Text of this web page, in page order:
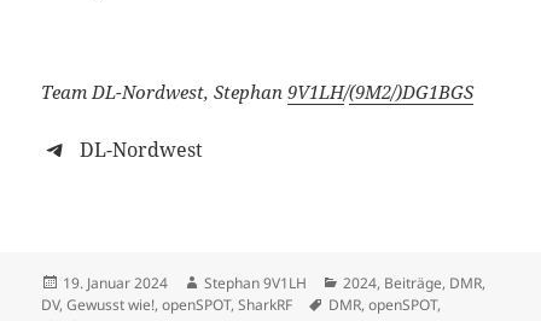
Team DL-Nordwest, Stephan9V1LH/(9M2/)DG1BGS
DL-Nordwest
Veröffentlicht
am
19. Januar 2024 Autor
Stephan 9V1LH Kategorien
2024, Beiträge, DMR,
DV,Gewusst wie!,openSPOT,SharkRF Schlagwörter
DMR,openSPOT,